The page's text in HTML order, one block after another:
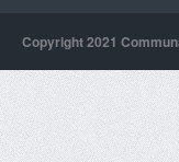
Copyright 2021